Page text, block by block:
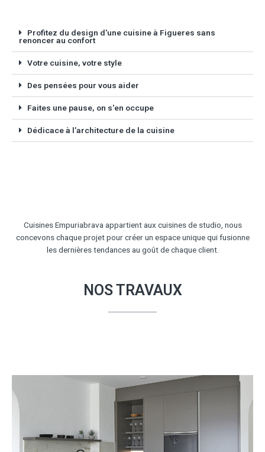
Profitez du design d'une cuisine à Figueres sans
renoncer au confort
Votre cuisine, votre style
Des pensées pour vous aider
Faites une pause, on s'en occupe
Dédicace à l'architecture de la cuisine
Cuisines Empuriabrava appartient aux cuisines de studio, nous
concevons chaque projet pour créer un espace unique qui fusionne
les dernières tendances au goût de chaque client.
NOS TRAVAUX